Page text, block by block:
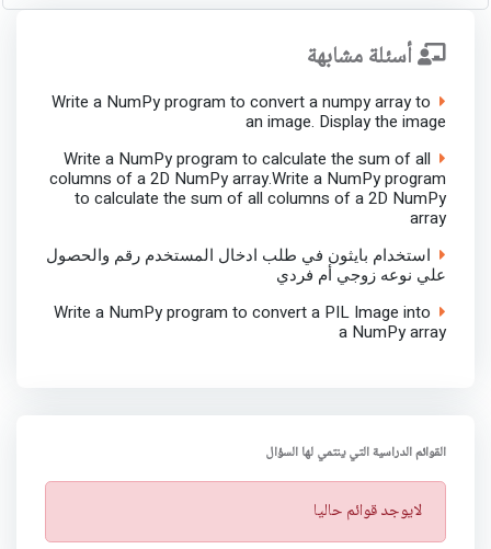
أسئلة مشابهة
Write a NumPy program to convert a numpy array to
an image. Display the image
Write a NumPy program to calculate the sum of all
columns of a 2D NumPy array.Write a NumPy program
to calculate the sum of all columns of a 2D NumPy
array
استخدام بايثون في طلب ادخال المستخدم رقم والحصول
علي نوعه زوجي أم فردي
Write a NumPy program to convert a PIL Image into
a NumPy array
القوائم الدراسية التي ينتمي لها السؤال
ت
ن
لايوجد قوائم حاليا